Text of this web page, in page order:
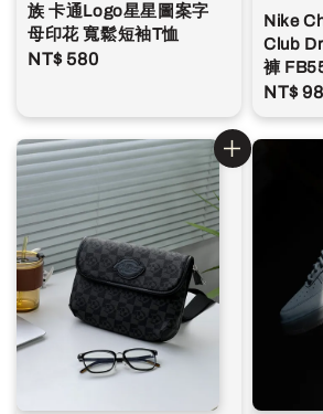
族 卡通Logo星星圖案字
母印花 寬鬆短袖T恤
Regular
NT$ 580
Nike
Club
褲
price
NT$